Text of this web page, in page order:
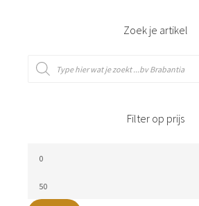
Zoek je artikel
Filter op prijs